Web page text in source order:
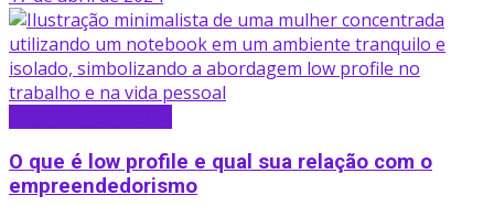
O que é low profile e qual sua relação com o
empreendedorismo